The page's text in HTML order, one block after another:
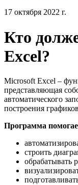
17 октября 2022 г.
Кто
Excel?
Microsoft Excel –
представляющая
автоматического
построения
Программа
строить
обрабатывать